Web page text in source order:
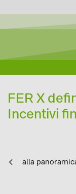
FER X
Incentivi
alla